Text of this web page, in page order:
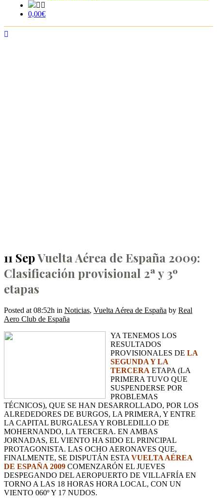
0,00€
11 SepVuelta Aérea de España 2009:
Clasificación provisional 2ª y 3º
etapas
Posted at 08:52h in Noticias, Vuelta Aérea de España by Real
Aero Club de España
YA TENEMOS LOS
RESULTADOS
PROVISIONALES DE LA
SEGUNDA Y LA
TERCERA ETAPA (LA
PRIMERA TUVO QUE
SUSPENDERSE POR
PROBLEMAS
TÉCNICOS), QUE SE HAN DESARROLLADO, POR LOS
ALREDEDORES DE BURGOS, LA PRIMERA, Y ENTRE
LA CAPITAL BURGALESA Y ROBLEDILLO DE
MOHERNANDO, LA TERCERA. EN AMBAS
JORNADAS, EL VIENTO HA SIDO EL PRINCIPAL
PROTAGONISTA. LAS OCHO AERONAVES QUE,
FINALMENTE, SE DISPUTÁN ESTA VUELTA AÉREA
DE ESPAÑA 2009 COMENZARÓN EL JUEVES
DESPEGANDO DEL AEROPUERTO DE VILLAFRÍA EN
TORNO A LAS 18 HORAS HORA LOCAL, CON UN
VIENTO 060º Y 17 NUDOS.